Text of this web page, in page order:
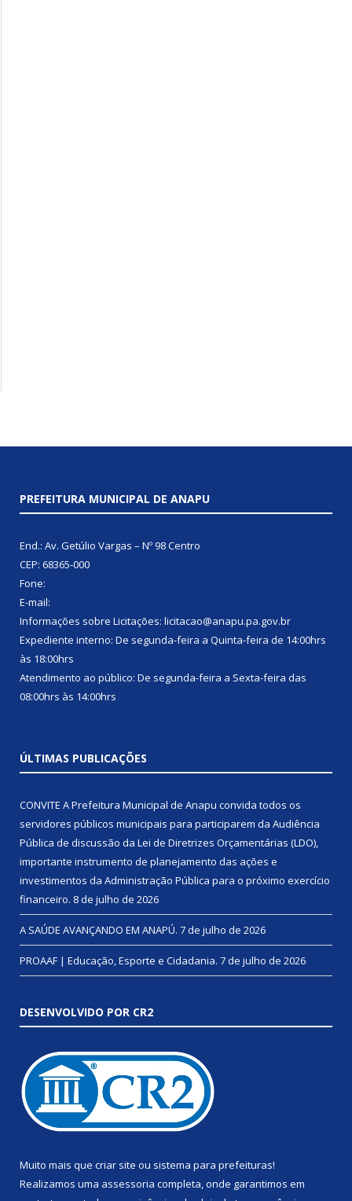
PREFEITURA MUNICIPAL DE ANAPU
End.: Av. Getúlio Vargas – Nº 98 Centro
CEP: 68365-000
Fone:
E-mail:
Informações sobre Licitações: licitacao@anapu.pa.gov.br
Expediente interno: De segunda-feira a Quinta-feira de 14:00hrs
às 18:00hrs
Atendimento ao público: De segunda-feira a Sexta-feira das
08:00hrs às 14:00hrs
ÚLTIMAS PUBLICAÇÕES
CONVITE A Prefeitura Municipal de Anapu convida todos os
servidores públicos municipais para participarem da Audiência
Pública de discussão da Lei de Diretrizes Orçamentárias (LDO),
importante instrumento de planejamento das ações e
investimentos da Administração Pública para o próximo exercício
financeiro. 8 de julho de 2026
A SAÚDE AVANÇANDO EM ANAPÚ. 7 de julho de 2026
PROAAF | Educação, Esporte e Cidadania. 7 de julho de 2026
DESENVOLVIDO POR CR2
Muito mais que criar site ou sistema para prefeituras!
Realizamos uma assessoria completa, onde garantimos em